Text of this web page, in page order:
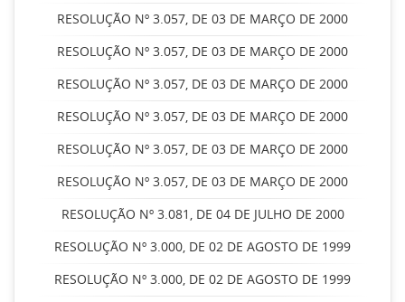
RESOLUÇÃO Nº 3.057, DE 03 DE MARÇO DE 2000
RESOLUÇÃO Nº 3.057, DE 03 DE MARÇO DE 2000
RESOLUÇÃO Nº 3.057, DE 03 DE MARÇO DE 2000
RESOLUÇÃO Nº 3.057, DE 03 DE MARÇO DE 2000
RESOLUÇÃO Nº 3.057, DE 03 DE MARÇO DE 2000
RESOLUÇÃO Nº 3.057, DE 03 DE MARÇO DE 2000
RESOLUÇÃO Nº 3.081, DE 04 DE JULHO DE 2000
RESOLUÇÃO Nº 3.000, DE 02 DE AGOSTO DE 1999
RESOLUÇÃO Nº 3.000, DE 02 DE AGOSTO DE 1999